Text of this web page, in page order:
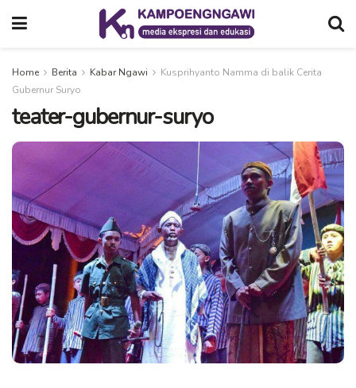
Home Berita Kabar Ngawi
Kusprihyanto Namma di balik Cerita
Gubernur Suryo
teater-gubernur-suryo